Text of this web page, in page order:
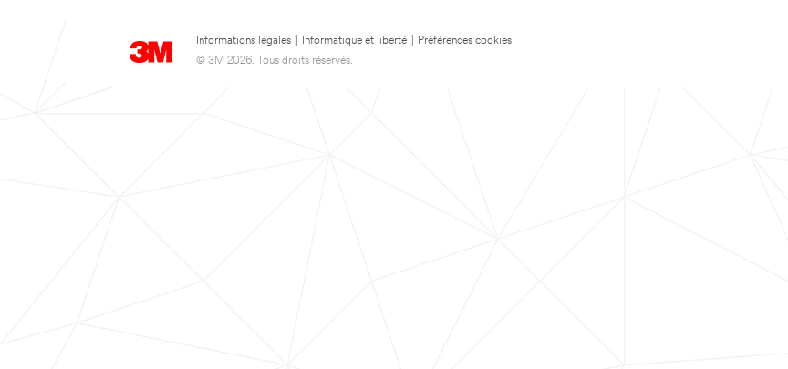
Informations légales Informatique et liberté
Préférences cookies
© 3M 2026. Tous droits réservés.